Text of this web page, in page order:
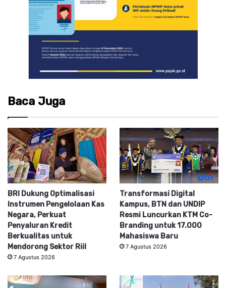
Baca Juga
BRI Dukung Optimalisasi
Instrumen Pengelolaan Kas
Negara, Perkuat
Penyaluran Kredit
Berkualitas untuk
Mendorong Sektor Riil
7 Agustus 2026
Transformasi Digital
Kampus, BTN dan UNDIP
Resmi Luncurkan KTM Co-
Branding untuk 17.000
Mahasiswa Baru
7 Agustus 2026